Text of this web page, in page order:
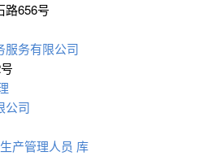
路656号
服务有限公司
公司
生产管理人员 库